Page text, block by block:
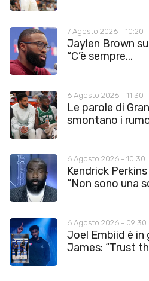
7 Agosto 2026 - 10:20
Jaylen Brown
“C’è sempre...
6 Agosto 2026 - 11:30
Le parole di
smontano i
6 Agosto 2026 - 10:30
Kendrick
“Non sono una
6 Agosto 2026 - 09:30
Joel Embiid è in
James: “Trust